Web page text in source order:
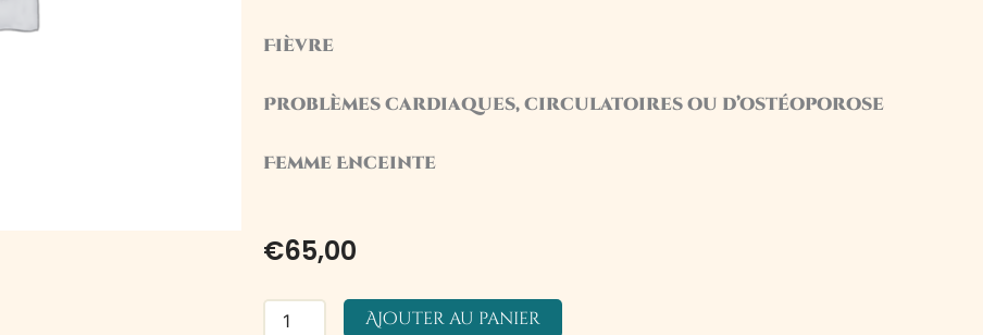
Fièvre
Problèmes cardiaques, circulatoires ou d’ostéoporose
Femme Enceinte
€65,00
quantité
Ajouter au panier